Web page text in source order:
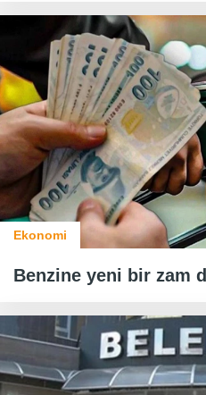
Ekonomi
Benzine yeni bir zam